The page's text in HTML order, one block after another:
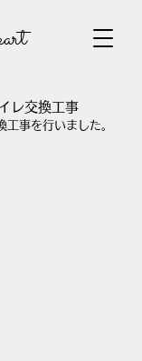
レ交換工事
事を行いました。